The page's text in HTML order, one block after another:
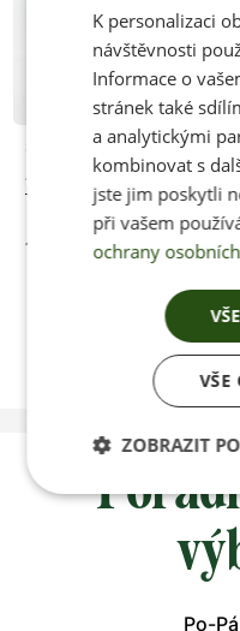
Tkaničky teniskové
110 Kč
Po-
K personalizaci
návštěvnosti
Informace o
stránek také
a analytickými
kombinovat s
jste jim poskytli
při vašem
ochrany
VŠE
ZOBRAZIT